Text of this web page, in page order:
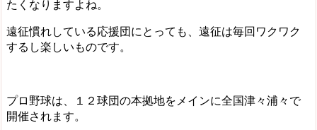
たくなりますよね。
遠征慣れしている応援団にとっても、遠征は毎回ワクワク
するし楽しいものです。
プロ野球は、１２球団の本拠地をメインに全国津々浦々で
開催されます。